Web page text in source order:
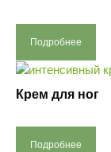
Подробнее
Крем для ног
Подробнее